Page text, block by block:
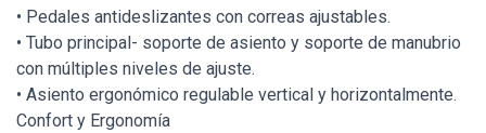
• Pedales antideslizantes con correas ajustables.
• Tubo principal- soporte de asiento y soporte de manubrio
con múltiples niveles de ajuste.
• Asiento ergonómico regulable vertical y horizontalmente.
Confort y Ergonomía